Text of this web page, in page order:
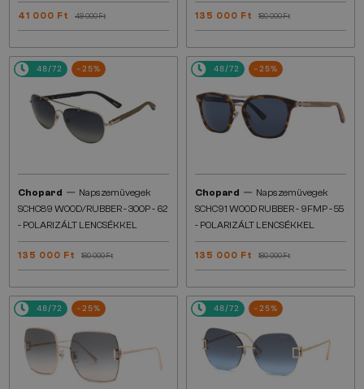
41 000 Ft 48 000 Ft 135 000 Ft 180 000 Ft
48/72 -25%
Chopard — Napszemüvegek
SCHC89 WOOD/RUBBER - 300P - 62
- POLARIZÁLT LENCSÉKKEL
135 000 Ft 180 000 Ft
48/72 -25%
Chopard — Napszemüvegek
SCHC91 WOOD RUBBER - 9FMP - 55
- POLARIZÁLT LENCSÉKKEL
135 000 Ft 180 000 Ft
48/72 -25% 48/72 -25%